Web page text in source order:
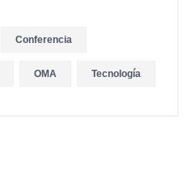
Conferencia
OMA Tecnología